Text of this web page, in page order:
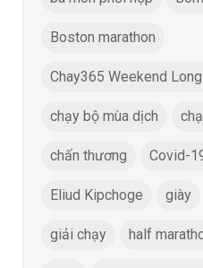
Boston marathon
Chay365 Weekend Long
chạy bộ mùa dịch
chấn thương Covid-
Eliud Kipchoge giày
giải chạy half